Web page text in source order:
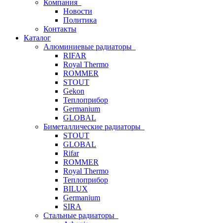
Компания
Новости
Политика
Контакты
Каталог
Алюминиевые радиаторы
RIFAR
Royal Thermo
ROMMER
STOUT
Gekon
Теплоприбор
Germanium
GLOBAL
Биметаллические радиаторы
STOUT
GLOBAL
Rifar
ROMMER
Royal Thermo
Теплоприбор
BILUX
Germanium
SIRA
Стальные радиаторы